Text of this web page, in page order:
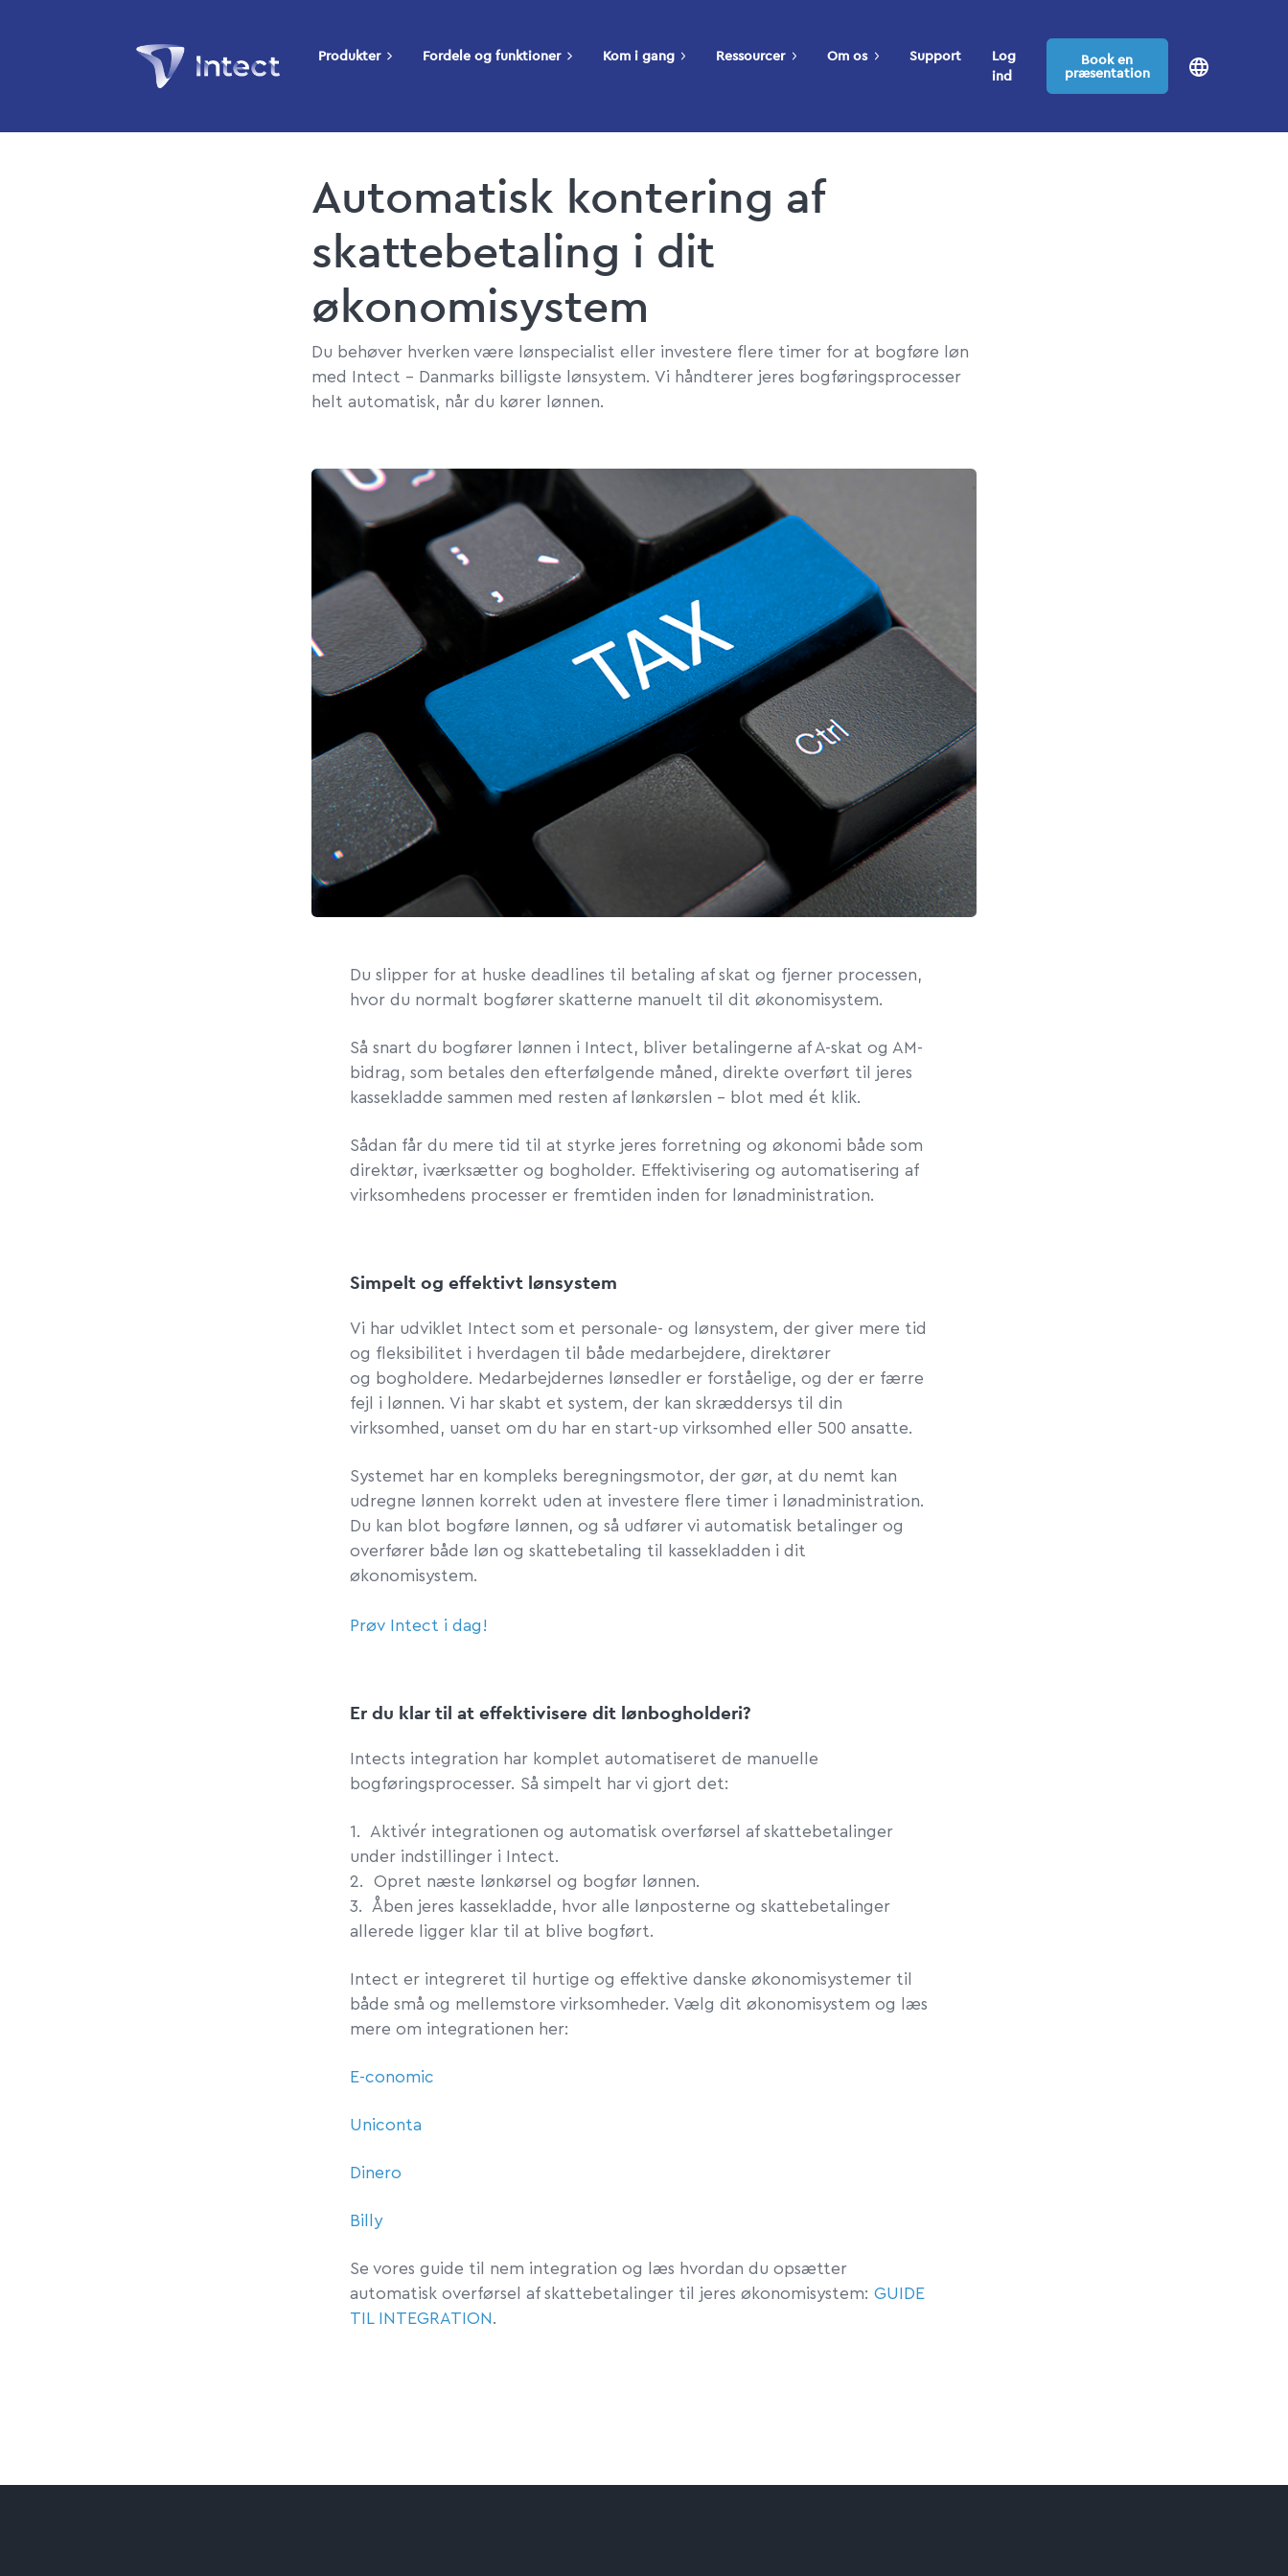
Produkter Fordele og funktioner Kom i gang Ressourcer Om os Support
Log
ind
Book en
præsentation
Automatisk kontering af
skattebetaling i dit
økonomisystem
Du behøver hverken være lønspecialist eller investere flere timer for at bogføre løn
med Intect – Danmarks billigste lønsystem. Vi håndterer jeres bogføringsprocesser
helt automatisk, når du kører lønnen.
Du slipper for at huske deadlines til betaling af skat og fjerner processen,
hvor du normalt bogfører skatterne manuelt til dit økonomisystem.
Så snart du bogfører lønnen i Intect, bliver betalingerne af A-skat og AM-
bidrag, som betales den efterfølgende måned, direkte overført til jeres
kassekladde sammen med resten af lønkørslen – blot med ét klik.
Sådan får du mere tid til at styrke jeres forretning og økonomi både som
direktør, iværksætter og bogholder. Effektivisering og automatisering af
virksomhedens processer er fremtiden inden for lønadministration.
Simpelt og effektivt lønsystem
Vi har udviklet Intect som et personale- og lønsystem, der giver mere tid
og fleksibilitet i hverdagen til både medarbejdere, direktører
og bogholdere. Medarbejdernes lønsedler er forståelige, og der er færre
fejl i lønnen. Vi har skabt et system, der kan skræddersys til din
virksomhed, uanset om du har en start-up virksomhed eller 500 ansatte.
Systemet har en kompleks beregningsmotor, der gør, at du nemt kan
udregne lønnen korrekt uden at investere flere timer i lønadministration.
Du kan blot bogføre lønnen, og så udfører vi automatisk betalinger og
overfører både løn og skattebetaling til kassekladden i dit
økonomisystem.
Prøv Intect i dag!
Er du klar til at effektivisere dit lønbogholderi?
Intects integration har komplet automatiseret de manuelle
bogføringsprocesser. Så simpelt har vi gjort det:
1. Aktivér integrationen og automatisk overførsel af skattebetalinger
under indstillinger i Intect.
2. Opret næste lønkørsel og bogfør lønnen.
3. Åben jeres kassekladde, hvor alle lønposterne og skattebetalinger
allerede ligger klar til at blive bogført.
Intect er integreret til hurtige og effektive danske økonomisystemer til
både små og mellemstore virksomheder. Vælg dit økonomisystem og læs
mere om integrationen her:
E-conomic
Uniconta
Dinero
Billy
Se vores guide til nem integration og læs hvordan du opsætter
automatisk overførsel af skattebetalinger til jeres økonomisystem: GUIDE
TIL INTEGRATION .